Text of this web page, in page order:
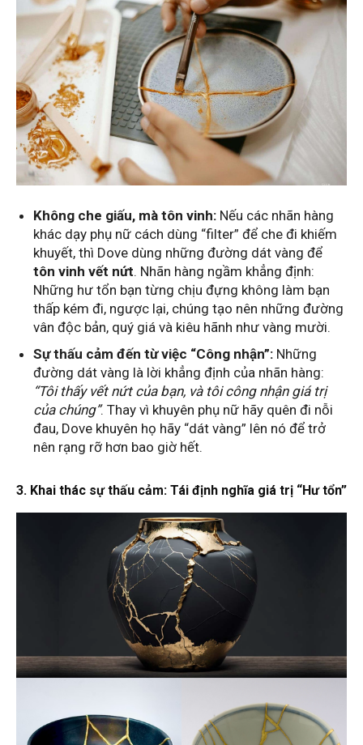
Không che giấu, mà tôn vinh: Nếu các nhãn hàng
khác dạy phụ nữ cách dùng “filter” để che đi khiếm
khuyết, thì Dove dùng những đường dát vàng để
tôn vinh vết nứt. Nhãn hàng ngầm khẳng định:
Những hư tổn bạn từng chịu đựng không làm bạn
thấp kém đi, ngược lại, chúng tạo nên những đường
vân độc bản, quý giá và kiêu hãnh như vàng mười.
Sự thấu cảm đến từ việc “Công nhận”: Những
đường dát vàng là lời khẳng định của nhãn hàng:
“Tôi thấy vết nứt của bạn, và tôi công nhận giá trị
của chúng”. Thay vì khuyên phụ nữ hãy quên đi nỗi
đau, Dove khuyên họ hãy “dát vàng” lên nó để trở
nên rạng rỡ hơn bao giờ hết.
3. Khai thác sự thấu cảm: Tái định nghĩa giá trị “Hư tổn”